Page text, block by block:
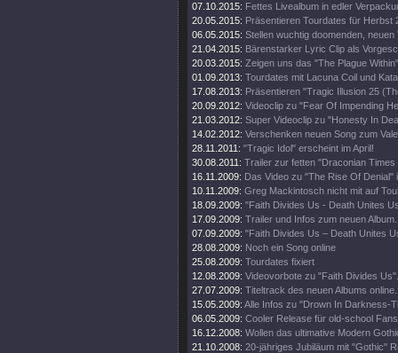
07.10.2015: Fettes Livealbum in edler
20.05.2015: Präsentieren Tourdates für Herbst
06.05.2015: Stellen wuchtig doomenden, neuen
21.04.2015: Bärenstarker Lyric Clip als
20.03.2015: Zeigen uns das "The Plague
01.09.2013: Tourdates mit Lacuna Coil und
17.08.2013: Präsentieren "Tragic Illusion 25
20.09.2012: Videoclip zu "Fear Of Impending
21.03.2012: Super Videoclip zu "Honesty In
14.02.2012: Verschenken neuen Song zum
28.11.2011: "Tragic Idol" erscheint im April!
30.08.2011: Trailer zur fetten "Draconian Times
16.11.2009: Das Video zu "The Rise Of Denial"
10.11.2009: Greg Mackintosch nicht mit auf
18.09.2009: "Faith Divides Us - Death Unites
17.09.2009: Trailer und Infos zum neuen Album.
07.09.2009: "Faith Divides Us – Death Unites
28.08.2009: Noch ein Song online
25.08.2009: Tourdates fixiert
12.08.2009: Videovorbote zu "Faith Divides Us".
27.07.2009: Titeltrack des neuen Albums online.
15.05.2009: Alle Infos zu "Drown In Darkness-
06.05.2009: Cooler Release für old-school
16.12.2008: Wollen das ultimative Modern
21.10.2008: 20-jähriges Jubiläum mit "Gothic"